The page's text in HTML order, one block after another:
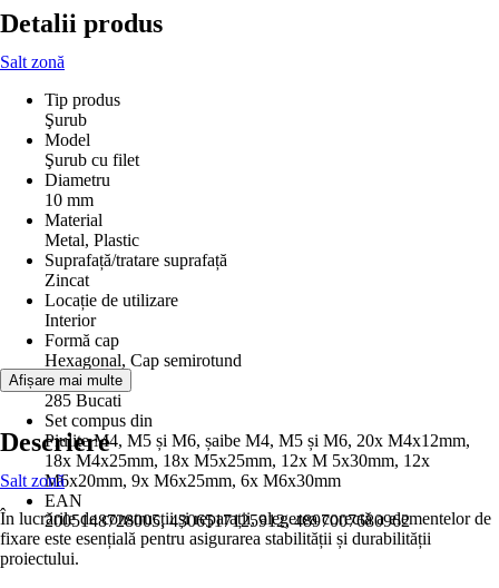
Detalii produs
Salt zonă
Tip produs
Şurub
Model
Şurub cu filet
Diametru
10 mm
Material
Metal, Plastic
Suprafață/tratare suprafață
Zincat
Locație de utilizare
Interior
Formă cap
Hexagonal, Cap semirotund
Conţinut
285 Bucati
Set compus din
Piulițe M4, M5 și M6, șaibe M4, M5 și M6, 20x M4x12mm,
18x M4x25mm, 18x M5x25mm, 12x M 5x30mm, 12x
M6x20mm, 9x M6x25mm, 6x M6x30mm
EAN
2005148728005, 4306517125912, 4897007680962
Afișare mai multe
Descriere
Salt zonă
În lucrările de construcții și reparații, alegerea corectă a elementelor de
fixare este esențială pentru asigurarea stabilității și durabilității
proiectului.